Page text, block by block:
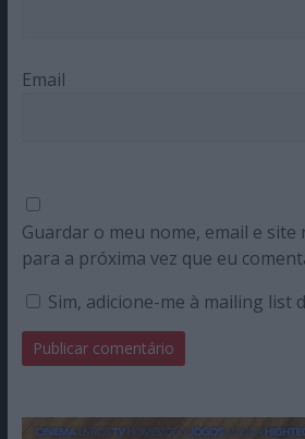
Email
Guardar o meu nome, email e
para a próxima vez que eu
Sim, adicione-me à mailing list